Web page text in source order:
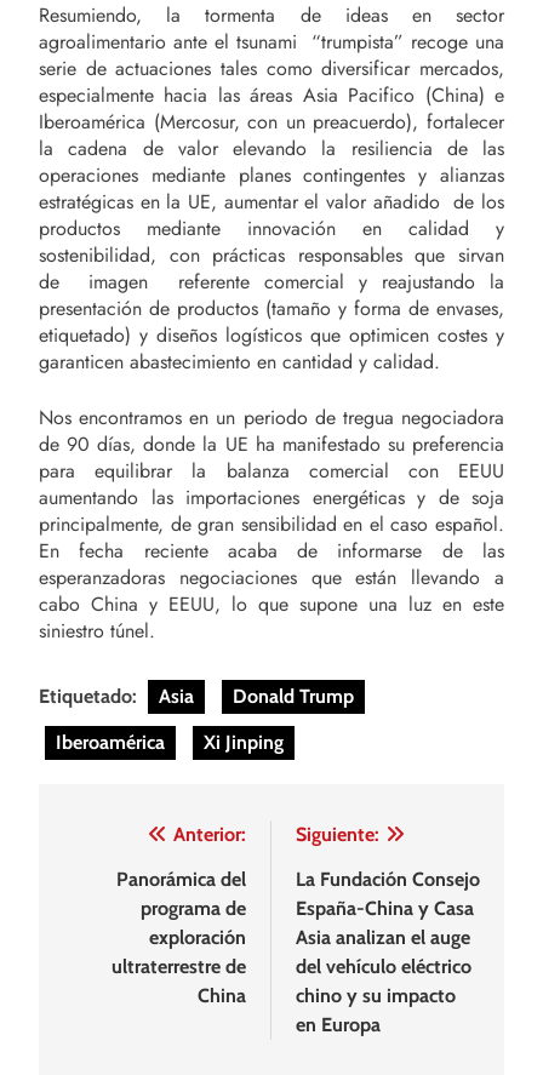
Resumiendo, la tormenta de ideas en sector
agroalimentario ante el tsunami “trumpista” recoge una
serie de actuaciones tales como diversificar mercados,
especialmente hacia las áreas Asia Pacifico (China) e
Iberoamérica (Mercosur, con un preacuerdo), fortalecer
la cadena de valor elevando la resiliencia de las
operaciones mediante planes contingentes y alianzas
estratégicas en la UE, aumentar el valor añadido de los
productos mediante innovación en calidad y
sostenibilidad, con prácticas responsables que sirvan
de imagen referente comercial y reajustando la
presentación de productos (tamaño y forma de envases,
etiquetado) y diseños logísticos que optimicen costes y
garanticen abastecimiento en cantidad y calidad.
Nos encontramos en un periodo de tregua negociadora
de 90 días, donde la UE ha manifestado su preferencia
para equilibrar la balanza comercial con EEUU
aumentando las importaciones energéticas y de soja
principalmente, de gran sensibilidad en el caso español.
En fecha reciente acaba de informarse de las
esperanzadoras negociaciones que están llevando a
cabo China y EEUU, lo que supone una luz en este
siniestro túnel.
Etiquetado: Asia
Donald Trump
Iberoamérica
Xi Jinping
Navegación
entradas
Anterior:
Panorámica del
programa de
exploración
ultraterrestre de
China
Siguiente:
La Fundación Consejo
España-China y Casa
Asia analizan el auge
del vehículo eléctrico
chino y su impacto
en Europa